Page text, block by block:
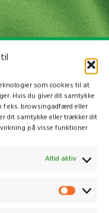
som cookies til at
Hvis du giver dit samtykke
f.eks. browsingadfærd eller
dit samtykke eller trækker dit
på visse funktioner
Altid aktiv